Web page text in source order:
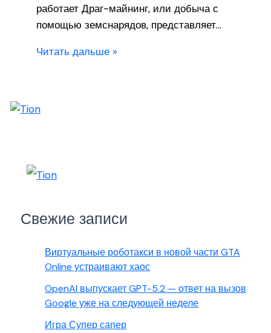
работает Драг-майнинг, или добыча с
помощью земснарядов, представляет…
Читать дальше »
Свежие записи
Виртуальные роботакси в новой части GTA
Online устраивают хаос
OpenAI выпускает GPT-5.2 — ответ на вызов
Google уже на следующей неделе
Игра Супер сапер